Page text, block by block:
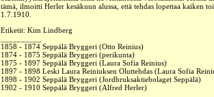
tämä, ilmoitti Herler kesäkuun alussa, että tehdas lopettaa kaiken
1.7.1910.
Etiketit: Kim Lindberg
1858 - 1874 Seppälä Bryggeri (Otto Reinius)
1874 - 1875 Seppälä Bryggeri (perikunta)
1875 - 1897 Seppälä Bryggeri (Laura Sofia Reinius)
1897 - 1898 Leski Laura Reiniuksen Oluttehdas (Laura Sofia
1898 - 1902 Seppälä Bryggeri (Jordbruksaktiebolaget Seppälä)
1902 - 1910 Seppälä Bryggeri (Alfred Herler)